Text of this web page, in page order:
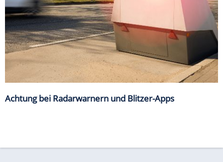
Achtung bei Radarwarnern und Blitzer-Apps